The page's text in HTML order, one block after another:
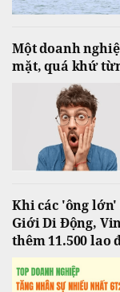
Một doanh
mặt, quá khứ
Khi các 'ông
Giới Di Động,
thêm 11.500 lao